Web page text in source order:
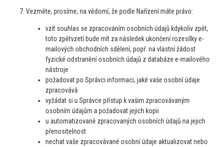
Vezměte, prosíme, na vědomí, že podle Nařízení máte právo:
vzít souhlas se zpracováním osobních údajů kdykoliv zpět,
toto zpětvzetí bude mít za následek ukončení rozesílky e-
mailových obchodních sdělení, popř. na vlastní žádost
fyzické odstranění osobních údajů z databáze e-mailového
nástroje
požadovat po Správci informaci, jaké vaše osobní údaje
zpracovává
vyžádat si u Správce přístup k vašim zpracovávaným
osobním údajům a požadovat jejich kopii
u automatizovaně zpracovaných osobních údajů na jejich
přenositelnost
nechat vaše zpracovávané osobní údaje aktualizovat nebo